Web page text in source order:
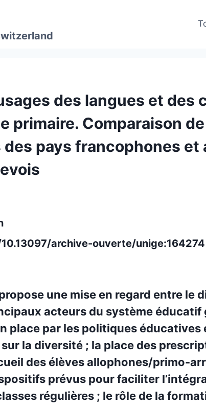
des langues et des
primaire. Comparaison de
pays francophones et
archive-ouverte/unige:164274
une mise en regard entre le
acteurs du système éducatif
place par les politiques éducatives
la diversité ; la place des
des élèves allophones/primo-
prévus pour faciliter
régulières ; le rôle de la